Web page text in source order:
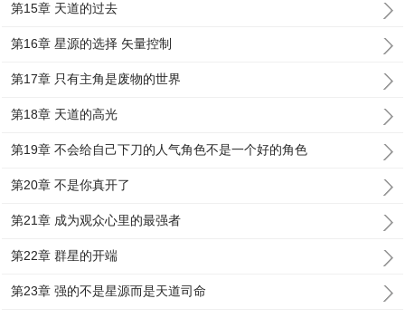
第15章 天道的过去
第16章 星源的选择 矢量控制
第17章 只有主角是废物的世界
第18章 天道的高光
第19章 不会给自己下刀的人气角色不是一个好的角色
第20章 不是你真开了
第21章 成为观众心里的最强者
第22章 群星的开端
第23章 强的不是星源而是天道司命